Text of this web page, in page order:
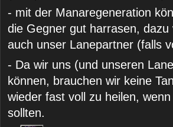
- mit der Manaregeneration
die Gegner gut harrasen,
auch unser Lanepartner (falls
- Da wir uns (und unseren
können, brauchen wir keine
wieder fast voll zu heilen,
sollten.